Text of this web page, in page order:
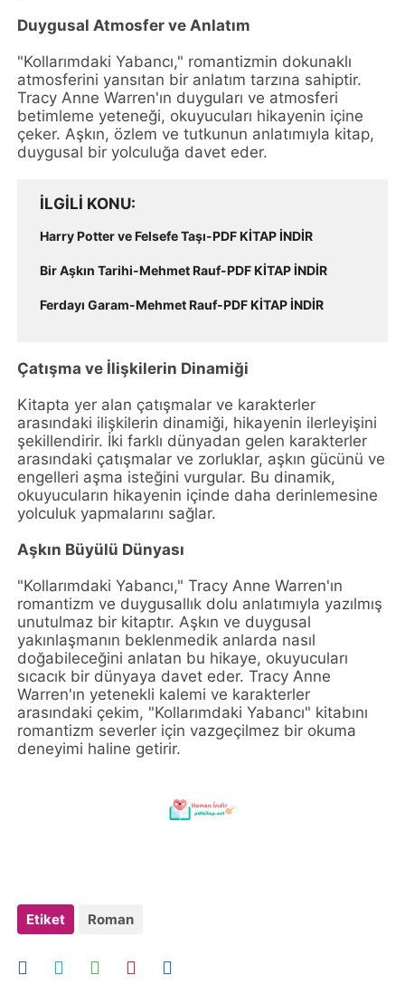
Duygusal Atmosfer ve Anlatım
"Kollarımdaki Yabancı," romantizmin dokunaklı
atmosferini yansıtan bir anlatım tarzına sahiptir.
Tracy Anne Warren'ın duyguları ve atmosferi
betimleme yeteneği, okuyucuları hikayenin içine
çeker. Aşkın, özlem ve tutkunun anlatımıyla kitap,
duygusal bir yolculuğa davet eder.
İLGILI KONU
Harry Potter ve Felsefe Taşı-PDF KİTAP İNDİR
Bir Aşkın Tarihi-Mehmet Rauf-PDF KİTAP İNDİR
Ferdayı Garam-Mehmet Rauf-PDF KİTAP İNDİR
Çatışma ve İlişkilerin Dinamiği
Kitapta yer alan çatışmalar ve karakterler
arasındaki ilişkilerin dinamiği, hikayenin ilerleyişini
şekillendirir. İki farklı dünyadan gelen karakterler
arasındaki çatışmalar ve zorluklar, aşkın gücünü ve
engelleri aşma isteğini vurgular. Bu dinamik,
okuyucuların hikayenin içinde daha derinlemesine
yolculuk yapmalarını sağlar.
Aşkın Büyülü Dünyası
"Kollarımdaki Yabancı," Tracy Anne Warren'ın
romantizm ve duygusallık dolu anlatımıyla yazılmış
unutulmaz bir kitaptır. Aşkın ve duygusal
yakınlaşmanın beklenmedik anlarda nasıl
doğabileceğini anlatan bu hikaye, okuyucuları
sıcacık bir dünyaya davet eder. Tracy Anne
Warren'ın yetenekli kalemi ve karakterler
arasındaki çekim, "Kollarımdaki Yabancı" kitabını
romantizm severler için vazgeçilmez bir okuma
deneyimi haline getirir.
Etiket Roman